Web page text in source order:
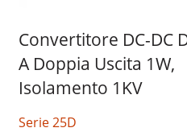
Convertitore DC-DC
A Doppia Uscita 1W,
Isolamento 1KV
Serie 25D